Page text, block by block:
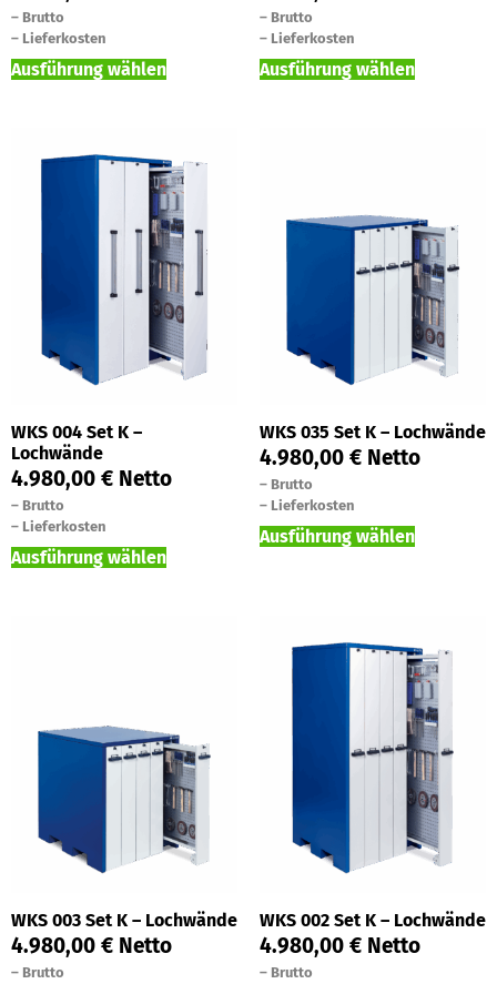
– Brutto
– Lieferkosten
Ausführung wählen
– Brutto
– Lieferkosten
Ausführung wählen
WKS 004 Set K –
Lochwände
4.980,00 € Netto
– Brutto
– Lieferkosten
Ausführung wählen
WKS 035 Set K – Lochwände
4.980,00 € Netto
– Brutto
– Lieferkosten
Ausführung wählen
WKS 003 Set K – Lochwände
4.980,00 € Netto
– Brutto
WKS 002 Set K – Lochwände
4.980,00 € Netto
– Brutto